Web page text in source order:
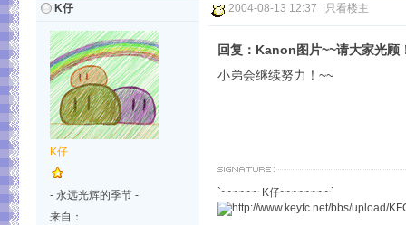
K仔
K仔
- 永远光辉的季节 -
来自：
2004-08-13 12:37 只看楼主
回复：Kanon图片~~请大家光顾
小弟会继续努力！~~
`~~~~~~ K仔~~~~~~~~`